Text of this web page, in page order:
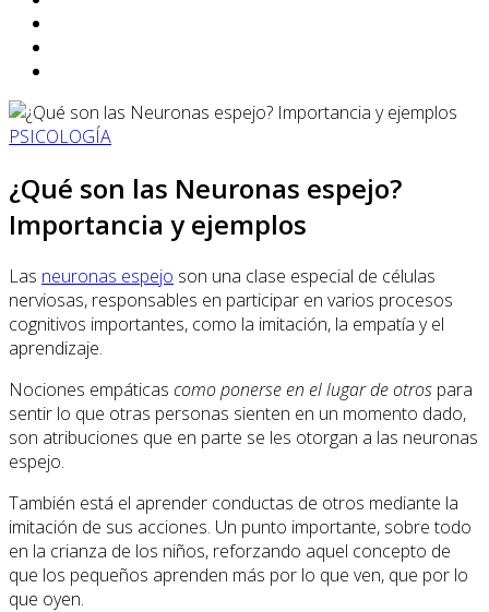
PSICOLOGÍA
¿Qué son las Neuronas espejo?
Importancia y ejemplos
Las neuronas espejo son una clase especial de células
nerviosas, responsables en participar en varios procesos
cognitivos importantes, como la imitación, la empatía y el
aprendizaje.
Nociones empáticas como ponerse en el lugar de otros para
sentir lo que otras personas sienten en un momento dado,
son atribuciones que en parte se les otorgan a las neuronas
espejo.
También está el aprender conductas de otros mediante la
imitación de sus acciones. Un punto importante, sobre todo
en la crianza de los niños, reforzando aquel concepto de
que los pequeños aprenden más por lo que ven, que por lo
que oyen.